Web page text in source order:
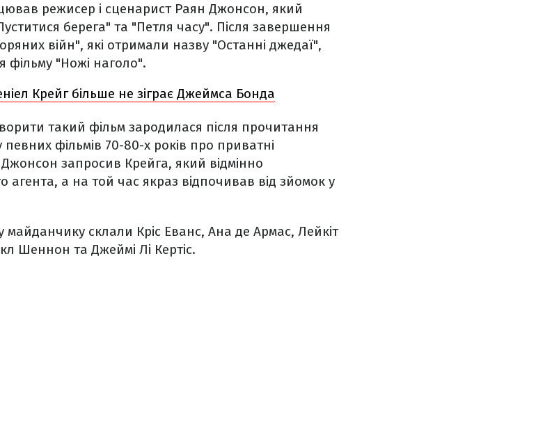
режисер і сценарист Раян Джонсон, який
берега" та "Петля часу". Після завершення
війн", які отримали назву "Останні джедаї",
фільму "Ножі наголо".
Крейг більше не зіграє Джеймса Бонда
такий фільм зародилася після прочитання
певних фільмів 70-80-х років про приватні
запросив Крейга, який відмінно
агента, а на той час якраз відпочивав від зйомок у
склали Кріс Еванс, Ана де Армас, Лейкіт
Шеннон та Джеймі Лі Кертіс.